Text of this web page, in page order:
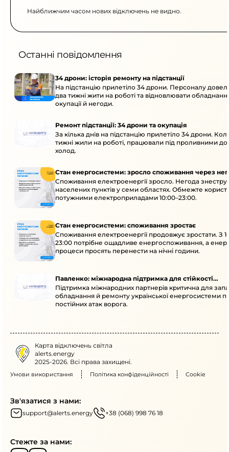
Найближчим часом нових відключень не видно.
Останні повідомлення
34 дрони: історія ремонту на підстанції
На підстанцію прилетіло 34 дрони. Персоналу
два тижні жити на роботі та відновлювати
окупації й негоди.
Ремонт підстанції: 34 дрони та окупація
За кілька днів на підстанцію прилетіло 34 дрони.
тижні жили на роботі, працювали під проливними
холод.
Стан енергосистеми: зросло споживання через
Споживання електроенергії зросло. Негода
населених пунктів у семи областях. Обмежте
потужними електроприладами 10:00–23:00.
Стан енергосистеми: споживання зростає
Споживання електроенергії продовжує зростати. З
23:00 потрібне ощадливе енергоспоживання, а
процеси просять перенести на нічні години.
Павленко: міжнародна підтримка для стійкості
енергосистеми
Підтримка міжнародних партнерів критична для
обладнання й ремонту української енергосистеми
постійних атак ворога.
Карта відключень світла
alerts.energy
2025-2026. Всі права захищені.
Умови використання Політика конфіденційності Cookie
Зв'язатися з нами:
support@alerts.energy +38 (068) 998 76 18
Стежте за нами: